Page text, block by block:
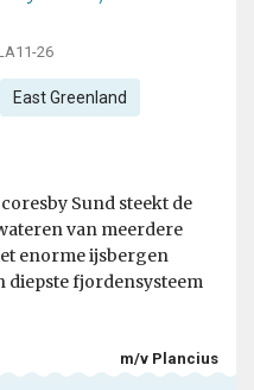
26
East Greenland
Sund steekt de
van meerdere
enorme ijsbergen
diepste fjordensysteem
m/v Plancius